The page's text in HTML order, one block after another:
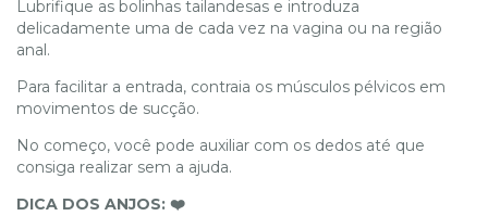
Lubrifique as bolinhas tailandesas e introduza
delicadamente uma de cada vez na vagina ou na região
anal.
Para facilitar a entrada, contraia os músculos pélvicos em
movimentos de sucção.
No começo, você pode auxiliar com os dedos até que
consiga realizar sem a ajuda.
DICA DOS ANJOS: ❤️